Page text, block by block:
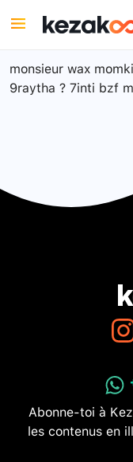
monsieur wax
9raytha ? 7inti bzf
Abonne-toi à
les contenus en